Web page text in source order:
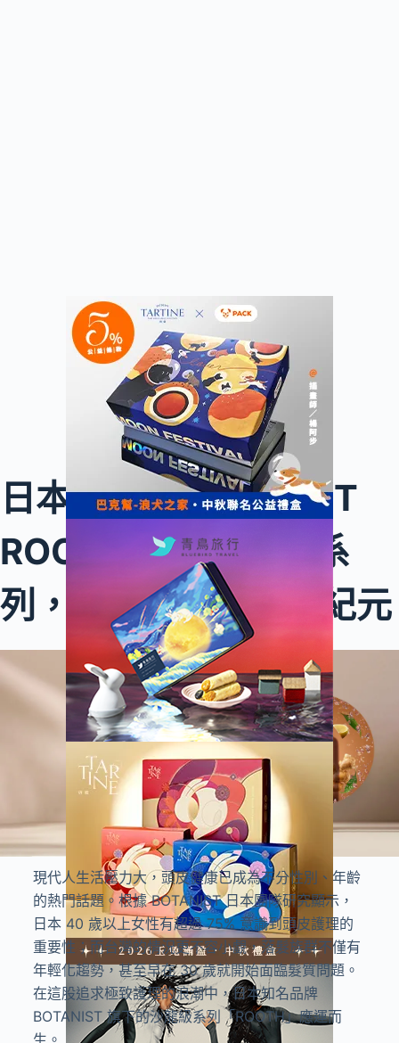
日本爆紅！BOTANIST
ROOTH 沙龍級護理系
列，開啟頭皮護理新紀元
現代人生活壓力大，頭皮健康已成為不分性別、年齡
的熱門話題。根據 BOTANIST 日本團隊研究顯示，
日本 40 歲以上女性有超過 75% 意識到頭皮護理的
重要性；而台灣的情況更不容小覷，落髮族群不僅有
年輕化趨勢，甚至早在 30 歲就開始面臨髮質問題。
在這股追求極致護理的浪潮中，日本知名品牌
BOTANIST 旗下的沙龍級系列「ROOTH」應運而
生。